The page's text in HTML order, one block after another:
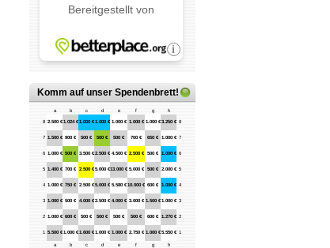
Komm auf unser Spendenbrett!
a b c d e f g h
8 2.500 € 1.024 € 1.000 € 1.000 € 1.000 € 1.000 € 1.000 € 3.250 € 8
7 1.500 € 900 € 500 € 500 € 500 € 700 € 650 € 1.000 € 7
6 1.000 € 500 € 3.500 € 2.500 € 4.500 € 2.500 € 500 € 1.000 € 6
5 1.400 € 700 € 2.500 € 5.000 €13.000 € 5.000 € 500 € 2.000 € 5
4 1.000 € 750 € 2.500 € 5.000 € 5.580 € 10.000 € 600 € 1.000 € 4
3 1.000 € 500 € 4.000 € 2.500 € 4.000 € 3.000 € 1.500 € 1.000 € 3
2 1.000 € 600 € 500 € 500 € 500 € 500 € 600 € 1.270 € 2
1 5.500 € 1.000 € 1.600 € 1.000 € 1.000 € 2.750 € 1.000 € 5.550 € 1
a b c d e f g h